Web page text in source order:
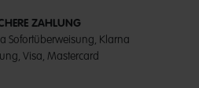
ZAHLUNG
Sofortüberweisung, Klarna
Visa, Mastercard